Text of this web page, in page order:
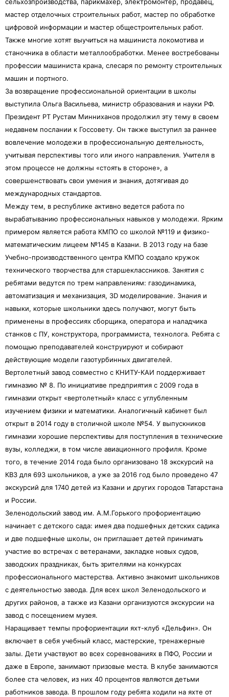
сельхозпроизводства, парикмахер, электромонтер, продавец,
мастер отделочных строительных работ, мастер по обработке
цифровой информации и мастер общестроительных работ.
Также многие хотят выучиться на машиниста локомотива и
станочника в области металлообработки. Менее востребованы
профессии машиниста крана, слесаря по ремонту строительных
машин и портного.
За возвращение профессиональной ориентации в школы
выступила Ольга Васильева, министр образования и науки РФ.
Президент РТ Рустам Минниханов продолжил эту тему в своем
недавнем послании к Госсовету. Он также выступил за раннее
вовлечение молодежи в профессиональную деятельность,
учитывая перспективы того или иного направления. Учителя в
этом процессе не должны «стоять в стороне», а
совершенствовать свои умения и знания, дотягивая до
международных стандартов.
Между тем, в республике активно ведется работа по
вырабатыванию профессиональных навыков у молодежи. Ярким
примером является работа КМПО со школой №119 и физико-
математическим лицеем №145 в Казани. В 2013 году на базе
Учебно-производственного центра КМПО создало кружок
технического творчества для старшеклассников. Занятия с
ребятами ведутся по трем направлениям: газодинамика,
автоматизация и механизация, 3D моделирование. Знания и
навыки, которые школьники здесь получают, могут быть
применены в профессиях сборщика, оператора и наладчика
станков с ПУ, конструктора, программиста, технолога. Ребята с
помощью преподавателей конструируют и собирают
действующие модели газотурбинных двигателей.
Вертолетный завод совместно с КНИТУ-КАИ поддерживает
гимназию № 8. По инициативе предприятия с 2009 года в
гимназии открыт «вертолетный» класс с углубленным
изучением физики и математики. Аналогичный кабинет был
открыт в 2014 году в столичной школе №54. У выпускников
гимназии хорошие перспективы для поступления в технические
вузы, колледжи, в том числе авиационного профиля. Кроме
того, в течение 2014 года было организовано 18 экскурсий на
КВЗ для 693 школьников, а уже за 2016 год было проведено 47
экскурсий для 1740 детей из Казани и других городов Татарстана
и России.
Зеленодольский завод им. А.М.Горького профориентацию
начинает с детского сада: имея два подшефных детских садика
и две подшефные школы, он приглашает детей принимать
участие во встречах с ветеранами, закладке новых судов,
заводских праздниках, быть зрителями на конкурсах
профессионального мастерства. Активно знакомит школьников
с деятельностью завода. Для всех школ Зеленодольского и
других районов, а также из Казани организуются экскурсии на
завод с посещением музея.
Наращивает темпы профориентации яхт-клуб «Дельфин». Он
включает в себя учебный класс, мастерские, тренажерные
залы. Дети участвуют во всех соревнованиях в ПФО, России и
даже в Европе, занимают призовые места. В клубе занимаются
более ста человек, из них 40 процентов являются детьми
работников завода. В прошлом году ребята ходили на яхте от